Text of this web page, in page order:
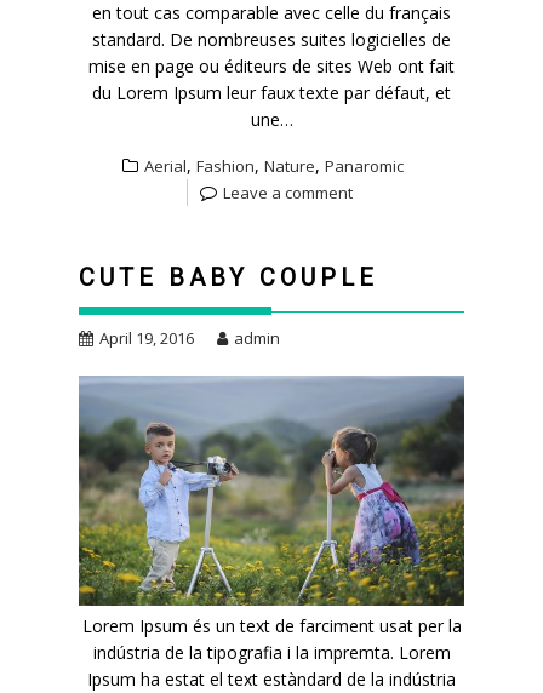
en tout cas comparable avec celle du français
standard. De nombreuses suites logicielles de
mise en page ou éditeurs de sites Web ont fait
du Lorem Ipsum leur faux texte par défaut, et
une…
Aerial, Fashion, Nature, Panaromic
Leave a comment
CUTE BABY COUPLE
April 19, 2016 admin
Lorem Ipsum és un text de farciment usat per la
indústria de la tipografia i la impremta. Lorem
Ipsum ha estat el text estàndard de la indústria